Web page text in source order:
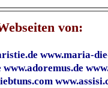
von:
www.maria-
www.adoremus.de